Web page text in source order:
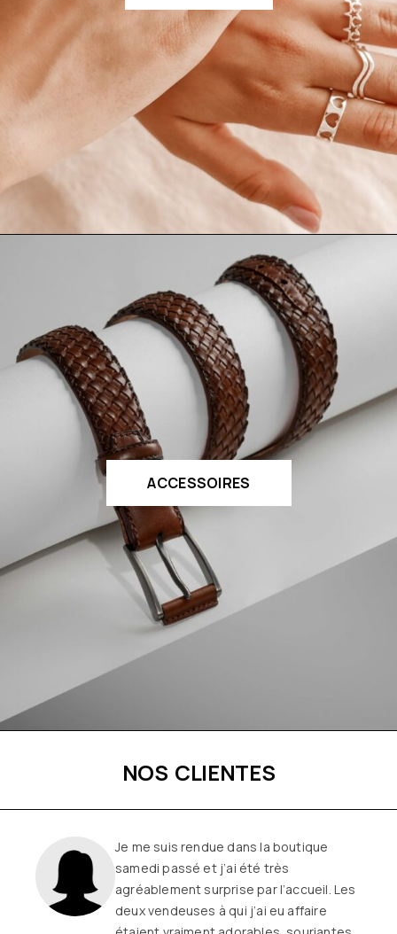
ACCESSOIRES
NOS CLIENTES
Je me suis rendue dans la boutique
samedi passé et j’ai été très
agréablement surprise par l’accueil. Les
deux vendeuses à qui j’ai eu affaire